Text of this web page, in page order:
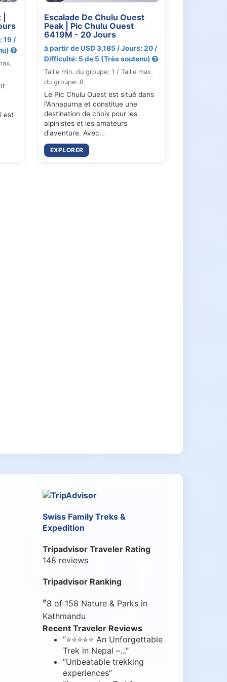
19 /
est
Escalade De Chulu Ouest
Peak | Pic Chulu Ouest
6419M - 20 Jours
à partir de USD 3,185 / Jours: 20 /
Difficulté: 5 de 5 (Très soutenu)
Taille min. du groupe: 1 / Taille max.
du groupe: 8
Le Pic Chulu Ouest est situé dans
l'Annapurna et constitue une
destination de choix pour les
alpinistes et les amateurs
d'aventure. Avec…
EXPLORER
Swiss Family Treks &
Expedition
Tripadvisor Traveler Rating
148 reviews
Tripadvisor Ranking
#8 of 158 Nature & Parks in
Kathmandu
Recent Traveler Reviews
“⭐⭐⭐⭐⭐ An Unforgettable
Trek in Nepal –...”
“Unbeatable trekking
experiences”